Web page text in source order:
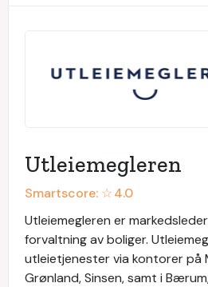
Utleiemegleren
Smartscore: ☆4.0
Utleiemegleren er
forvaltning av boliger.
utleietjenester via kontorer på
Grønland, Sinsen, samt i